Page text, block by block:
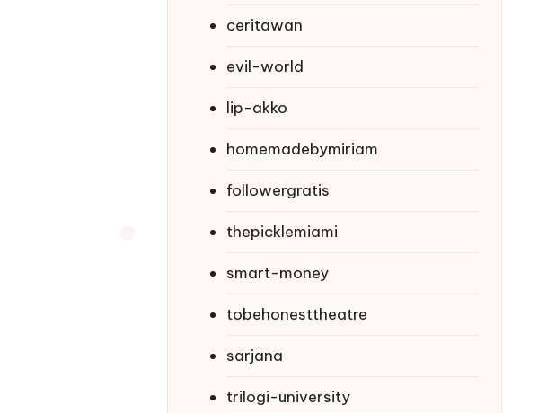
ceritawan
evil-world
lip-akko
homemadebymiriam
followergratis
thepicklemiami
smart-money
tobehonesttheatre
sarjana
trilogi-university